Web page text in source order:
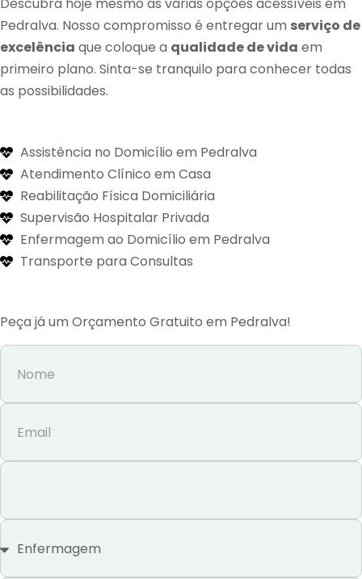
Pedralva. Nosso compromisso é entregar um serviço de
excelência que coloque a qualidade de vida em
primeiro plano. Sinta-se tranquilo para conhecer todas
as possibilidades.
Assistência no Domicílio em Pedralva
Atendimento Clínico em Casa
Reabilitação Física Domiciliária
Supervisão Hospitalar Privada
Enfermagem ao Domicílio em Pedralva
Transporte para Consultas
Peça já um Orçamento Gratuito em Pedralva!